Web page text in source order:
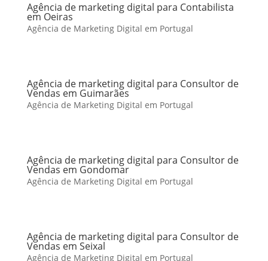
Agência de marketing digital para Contabilista
em Oeiras
Agência de Marketing Digital em Portugal
Agência de marketing digital para Consultor de
Vendas em Guimarães
Agência de Marketing Digital em Portugal
Agência de marketing digital para Consultor de
Vendas em Gondomar
Agência de Marketing Digital em Portugal
Agência de marketing digital para Consultor de
Vendas em Seixal
Agência de Marketing Digital em Portugal